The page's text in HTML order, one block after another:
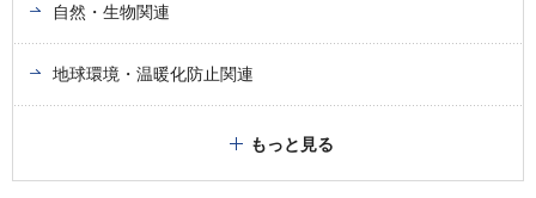
自然・生物関連
地球環境・温暖化防止関連
もっと見る